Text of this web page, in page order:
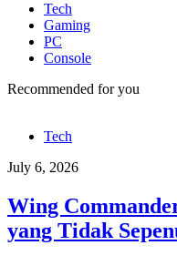
Tech
Gaming
PC
Console
Recommended for you
Tech
July 6, 2026
Wing
yang Tidak